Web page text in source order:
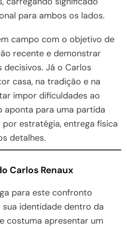
para ambos os lados.
campo com o objetivo de
recente e demonstrar
Já o Carlos
casa, na tradição e na
impor dificuldades ao
aponta para uma partida
estratégia, entrega física
detalhes.
Carlos Renaux
para este confronto
identidade dentro da
costuma apresentar um